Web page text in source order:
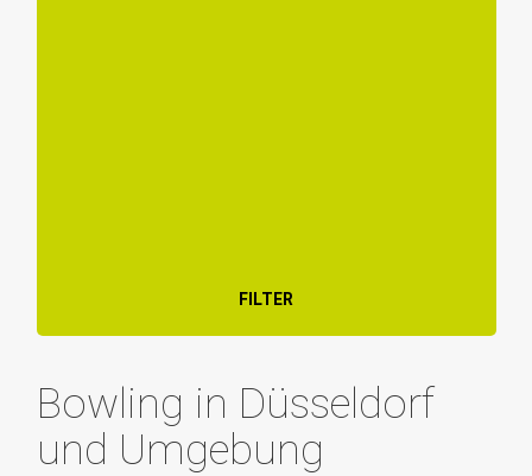
FILTER
Bowling in Düsseldorf
und Umgebung